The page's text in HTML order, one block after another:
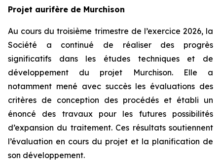
Projet aurifère de Murchison
Au cours du troisième trimestre de l’exercice 2026, la
Société a continué de réaliser des progrès
significatifs dans les études techniques et de
développement du projet Murchison. Elle a
notamment mené avec succès les évaluations des
critères de conception des procédés et établi un
énoncé des travaux pour les futures possibilités
d’expansion du traitement. Ces résultats soutiennent
l’évaluation en cours du projet et la planification de
son développement.